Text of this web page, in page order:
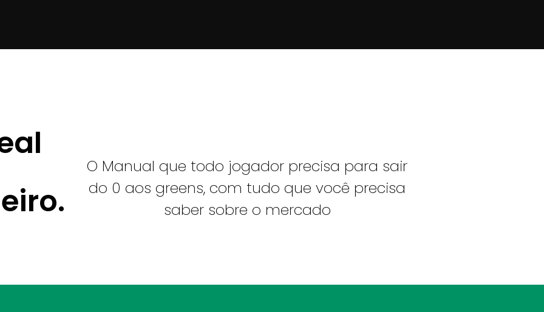
O Manual que todo jogador precisa para sair
do 0 aos greens, com tudo que você precisa
saber sobre o mercado